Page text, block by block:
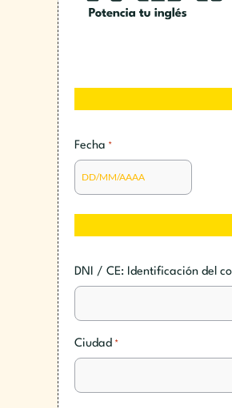
Fecha *
DNI / CE: Identificación del
Ciudad *